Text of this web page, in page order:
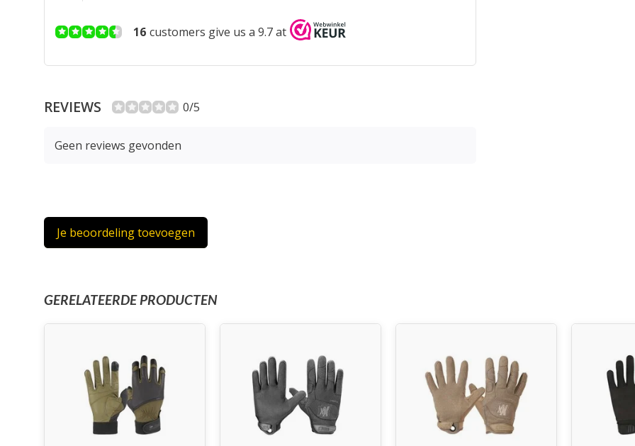
16 customers give us a 9.7 at
REVIEWS 0/5
Geen reviews gevonden
Je beoordeling toevoegen
GERELATEERDE PRODUCTEN